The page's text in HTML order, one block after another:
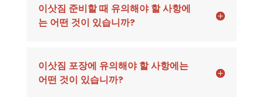
이삿짐 준비할 때 유의해야 할 사항에
는 어떤 것이 있습니까?
이삿짐 포장에 유의해야 할 사항에는
어떤 것이 있습니까?